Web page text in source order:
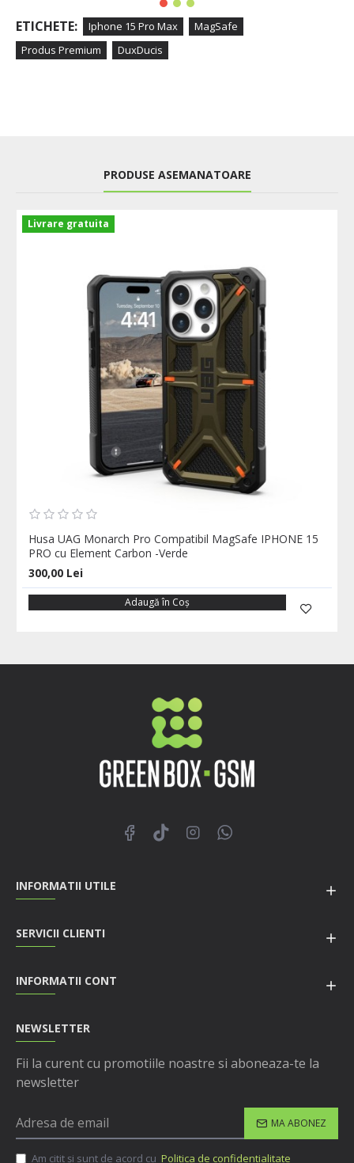
ETICHETE: Iphone 15 Pro Max
MagSafe
Produs Premium
DuxDucis
PRODUSE ASEMANATOARE
Livrare gratuita
Husa UAG Monarch Pro Compatibil MagSafe IPHONE 15
PRO cu Element Carbon -Verde
300,00 Lei
Adaugă în Coş
INFORMATII UTILE
SERVICII CLIENTI
INFORMATII CONT
NEWSLETTER
Fii la curent cu promotiile noastre si aboneaza-te la
newsletter
MA ABONEZ
Am citit şi sunt de acord cu Politica de confidentialitate